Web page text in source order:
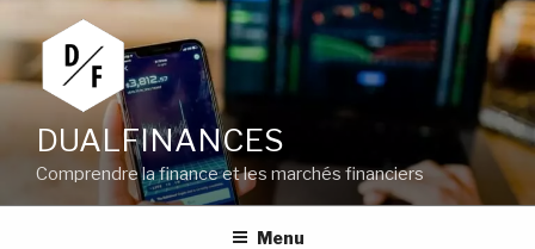
au
contenu
principal
DUALFINANCES
Comprendre la finance et les marchés financiers
Menu